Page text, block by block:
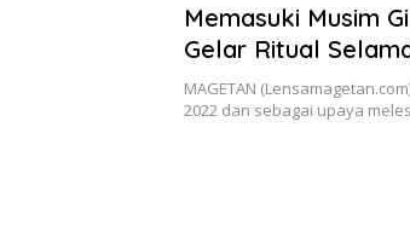
Memasuki Musim
Gelar Ritual
Manten
MAGETAN
2022 dan sebagai upaya